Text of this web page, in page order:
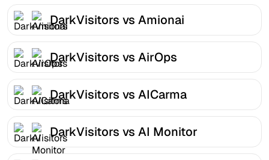
DarkVisitors vs Amionai
DarkVisitors vs AirOps
DarkVisitors vs AICarma
DarkVisitors vs AI Monitor